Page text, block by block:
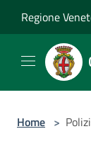
Regione
Home >